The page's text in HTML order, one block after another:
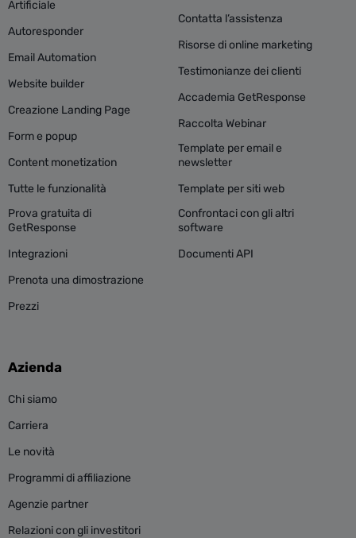
Artificiale
Autoresponder
Email Automation
Website builder
Creazione Landing Page
Form e popup
Content monetization
Tutte le funzionalità
Prova gratuita di
GetResponse
Integrazioni
Prenota una dimostrazione
Prezzi
Contatta l’assistenza
Risorse di online marketing
Testimonianze dei clienti
Accademia GetResponse
Raccolta Webinar
Template per email e
newsletter
Template per siti web
Confrontaci con gli altri
software
Documenti API
Azienda
Chi siamo
Carriera
Le novità
Programmi di affiliazione
Agenzie partner
Relazioni con gli investitori